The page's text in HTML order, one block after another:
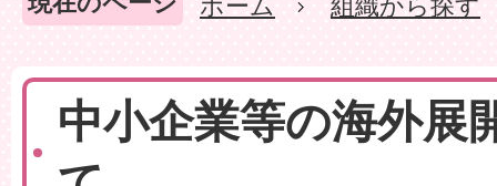
ホーム 組織から探す
中小企業等の海外展